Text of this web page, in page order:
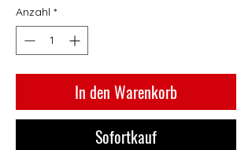
pro
1
Liter
Anzahl *
In den Warenkorb
Sofortkauf